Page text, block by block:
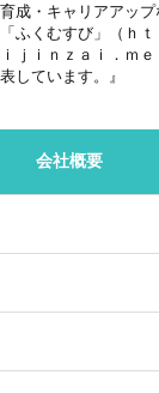
成・キャリアアッ
ふくむすび」（ｈｔ
ｊｉｎｚａｉ．ｍ
しています。』
会社概要